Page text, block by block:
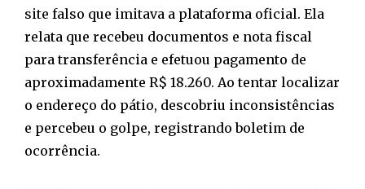
site falso que imitava a plataforma oficial. Ela
relata que recebeu documentos e nota fiscal
para transferência e efetuou pagamento de
aproximadamente R$ 18.260. Ao tentar localizar
o endereço do pátio, descobriu inconsistências
e percebeu o golpe, registrando boletim de
ocorrência.